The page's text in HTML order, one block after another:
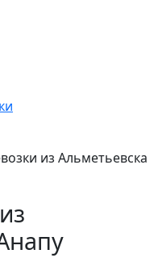
из Альметьевска